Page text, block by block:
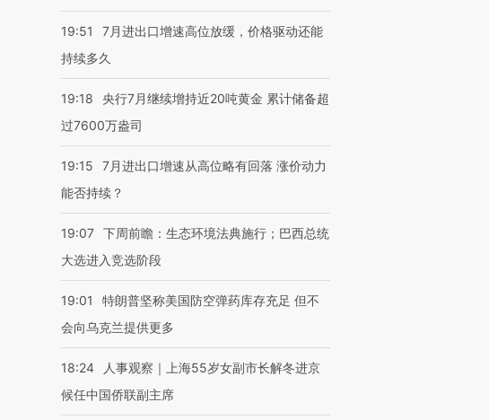
19:51
7月进出口增速高位放缓，价格驱动还能
持续多久
19:18
央行7月继续增持近20吨黄金 累计储备超
过7600万盎司
19:15
7月进出口增速从高位略有回落 涨价动力
能否持续？
19:07 下周前瞻：生态环境法典施行；巴西总统
大选进入竞选阶段
19:01
特朗普坚称美国防空弹药库存充足 但不
会向乌克兰提供更多
18:24
人事观察｜上海55岁女副市长解冬进京
候任中国侨联副主席